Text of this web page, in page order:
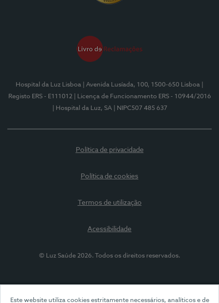
Este website utiliza cookies estritamente necessários, analíticos e de
Hospital da Luz Lisboa | Avenida Lusíada, 100, 1500-650 Lisboa
Registo ERS - E111012
| Licença de Funcionamento ERS - 10944/2016
| Hospital da Luz, SA
| NIPC507 485 637
Política de privacidade
Política de cookies
Termos de utilização
Acessibilidade
© Luz Saúde 2026. Todos os direitos reservados.